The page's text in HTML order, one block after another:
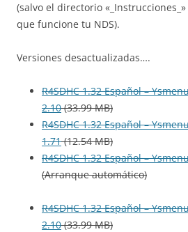
(salvo el directorio
que funcione tu NDS).
Versiones desactualizadas….
R4SDHC 1.32 Español –
2.10(33.99 MB)
R4SDHC 1.32 Español –
1.71(12.54 MB)
R4SDHC 1.32 Español –
(Arranque automático)
R4SDHC 1.32 Español –
2.10(33.99 MB)